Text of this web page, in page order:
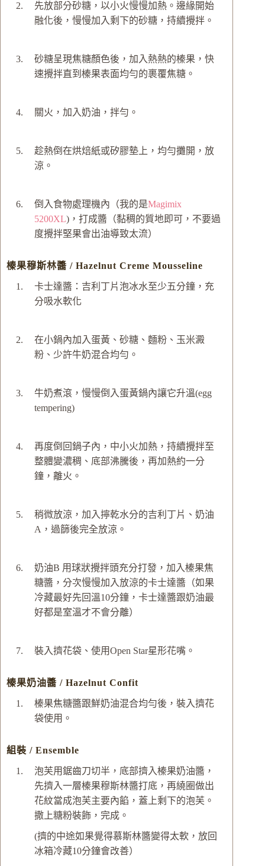
先放部分砂糖，以小火慢慢加熱。邊緣開始
融化後，慢慢加入剩下的砂糖，持續攪拌。
砂糖呈現焦糖顏色後，加入熱熱的榛果，快
速攪拌直到榛果表面均勻的裹覆焦糖。
關火，加入奶油，拌勻。
趁熱倒在烘焙紙或矽膠墊上，均勻攤開，放
涼。
倒入食物處理機內（我的是Magimix
5200XL)，打成醬（黏稠的質地即可，不要過
度攪拌堅果會出油導致太流）
榛果穆斯林醬 / Hazelnut Creme Mousseline
卡士達醬：吉利丁片泡冰水至少五分鐘，充
分吸水軟化
在小鍋內加入蛋黃、砂糖、麵粉、玉米澱
粉、少許牛奶混合均勻。
牛奶煮滾，慢慢倒入蛋黃鍋內讓它升溫(egg
tempering)
再度倒回鍋子內，中小火加熱，持續攪拌至
整體變濃稠、底部沸騰後，再加熱約一分
鐘，離火。
稍微放涼，加入擰乾水分的吉利丁片、奶油
A，過篩後完全放涼。
奶油B 用球狀攪拌頭充分打發，加入榛果焦
糖醬，分次慢慢加入放涼的卡士達醬（如果
冷藏最好先回溫10分鐘，卡士達醬跟奶油最
好都是室溫才不會分離）
裝入擠花袋、使用Open Star星形花嘴。
榛果奶油醬 / Hazelnut Confit
榛果焦糖醬跟鮮奶油混合均勻後，裝入擠花
袋使用。
組裝 / Ensemble
泡芙用鋸齒刀切半，底部擠入榛果奶油醬，
先擠入一層榛果穆斯林醬打底，再繞圈做出
花紋當成泡芙主要內餡，蓋上剩下的泡芙。
撒上糖粉裝飾，完成。
(擠的中途如果覺得慕斯林醬變得太軟，放回
冰箱冷藏10分鐘會改善）